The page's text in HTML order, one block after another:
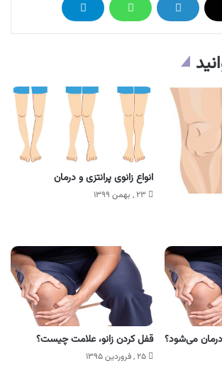
انواع زانوی پرانتزی و درمان
۲۳ , بهمن ۱۳۹۹
درمان می‌شود؟ قفل کردن زانو، علامت چیست؟
۲۵ , فروردین ۱۳۹۵